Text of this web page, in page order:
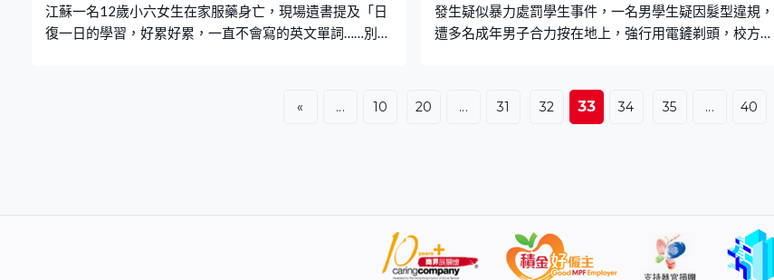
江蘇一名12歲小六女生在家服藥身亡，現場遺書提及「日
復一日的學習，好累好累，一直不會寫的英文單詞……別救
了。我想死，媽媽對不起，日復一日的學習，好累好累，
發生疑似暴力處罰學生事件，一名男學生疑因髮型違規，
遭多名成年男子合力按在地上，強行用電鏟剃頭，校方事
行替其剪髮。學生其間不斷掙扎反抗，但遭其中一男「箍
頸」，另一名男子則嘗試扯落其衛衣帽，不少身穿校服的
髮型不符合標準，要求剪成平頭，「我說我回家再剪，老
師看我不聽，就開始對我『推』、『拉』了。」他又指教
師沒實質性打學生的行為，事後教師及校長已向他道歉。
« ... 10 20 ... 31 32 33 34 35 ... 40